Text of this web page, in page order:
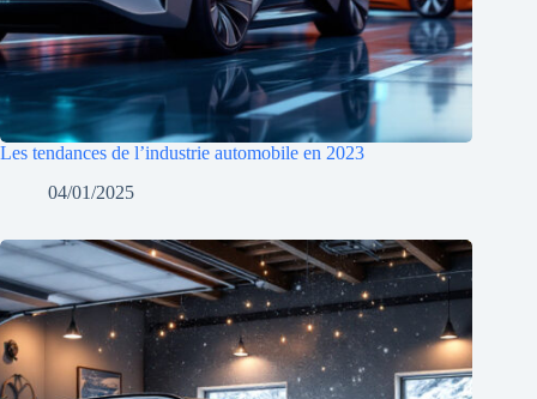
Les tendances de l’industrie automobile en 2023
04/01/2025